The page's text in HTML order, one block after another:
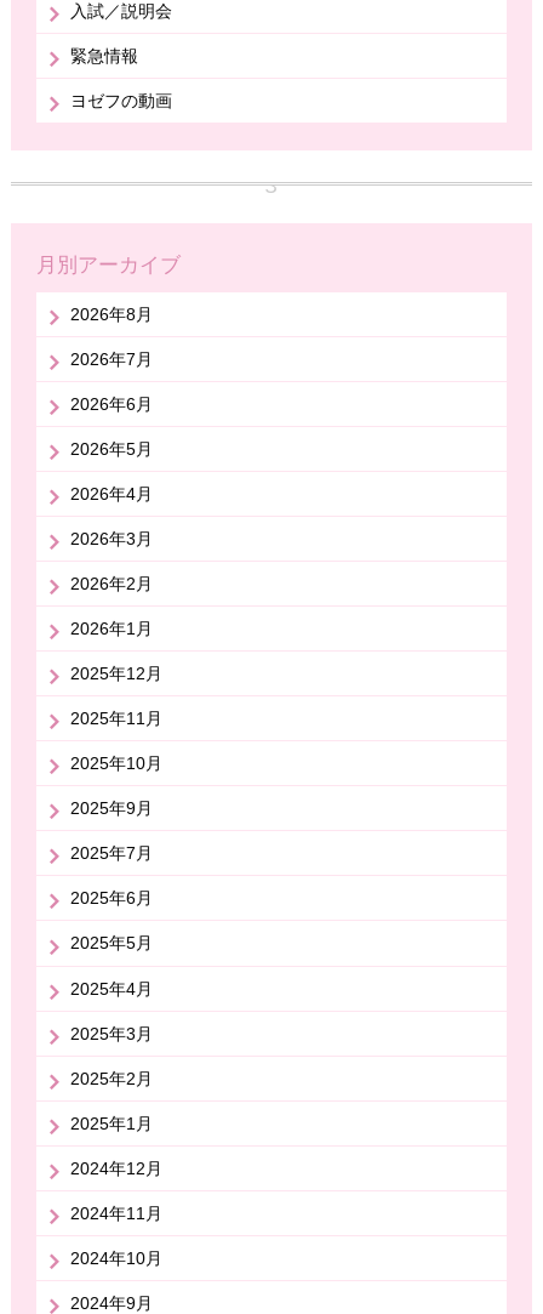
入試／説明会
緊急情報
ヨゼフの動画
月別アーカイブ
2026年8月
2026年7月
2026年6月
2026年5月
2026年4月
2026年3月
2026年2月
2026年1月
2025年12月
2025年11月
2025年10月
2025年9月
2025年7月
2025年6月
2025年5月
2025年4月
2025年3月
2025年2月
2025年1月
2024年12月
2024年11月
2024年10月
2024年9月